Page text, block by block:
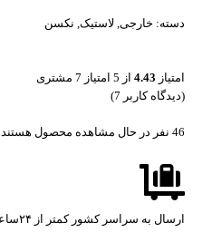
دسته: خارجی, لاستیک, نکسن
امتیاز 4.43 از 5 امتیاز 7 مشتری
(دیدگاه کاربر 7
)
46 نفر در حال مشاهده محصول هستند
ارسال به سراسر کشور کمتر از ۲۴ساعت